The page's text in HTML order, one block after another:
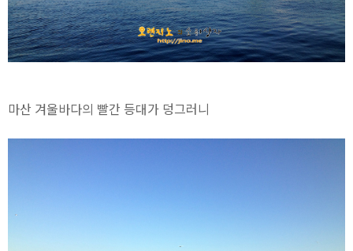
마산 겨울바다의 빨간 등대가 덩그러니